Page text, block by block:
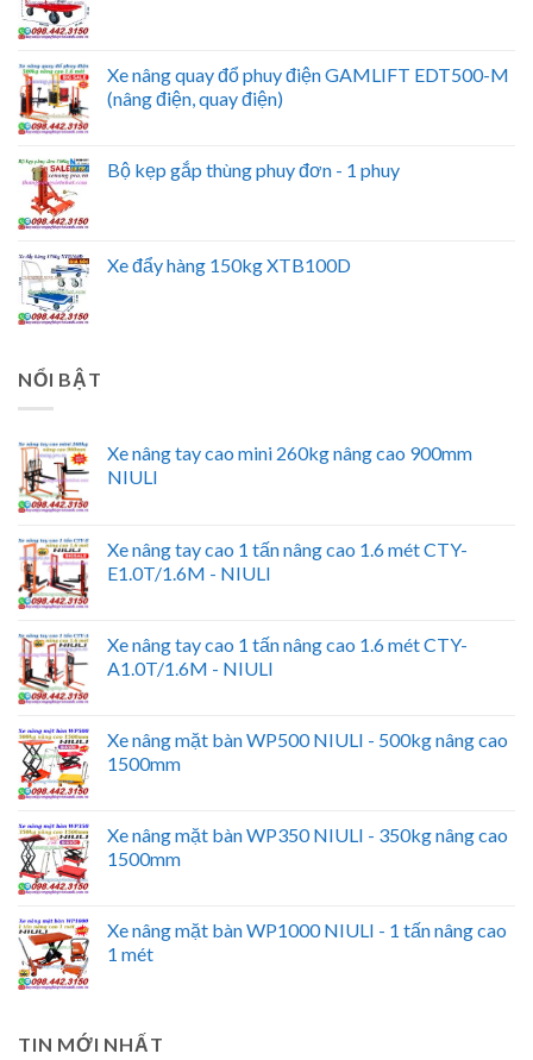
Xe nâng quay đổ phuy điện GAMLIFT EDT500-M
(nâng điện, quay điện)
Bộ kẹp gắp thùng phuy đơn - 1 phuy
Xe đẩy hàng 150kg XTB100D
NỔI BẬT
Xe nâng tay cao mini 260kg nâng cao 900mm
NIULI
Xe nâng tay cao 1 tấn nâng cao 1.6 mét CTY-
E1.0T/1.6M - NIULI
Xe nâng tay cao 1 tấn nâng cao 1.6 mét CTY-
A1.0T/1.6M - NIULI
Xe nâng mặt bàn WP500 NIULI - 500kg nâng cao
1500mm
Xe nâng mặt bàn WP350 NIULI - 350kg nâng cao
1500mm
Xe nâng mặt bàn WP1000 NIULI - 1 tấn nâng cao
1 mét
TIN MỚI NHẤT